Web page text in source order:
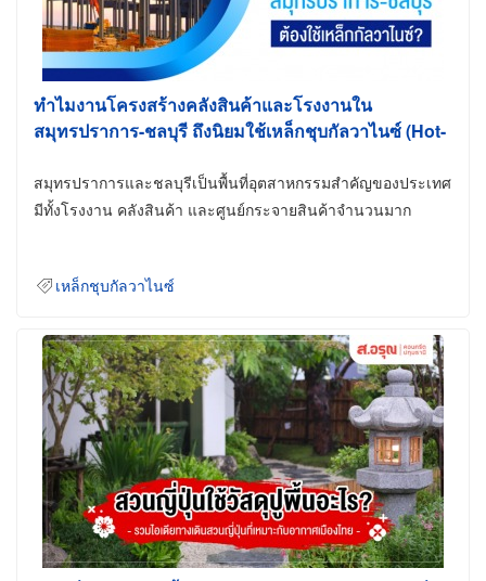
ทำไมงานโครงสร้างคลังสินค้าและโรงงานใน
สมุทรปราการ-ชลบุรี ถึงนิยมใช้เหล็กชุบกัลวาไนซ์ (Hot-
สมุทรปราการและชลบุรีเป็นพื้นที่อุตสาหกรรมสำคัญของประเทศ
มีทั้งโรงงาน คลังสินค้า และศูนย์กระจายสินค้าจำนวนมาก
เหล็กชุบกัลวาไนซ์